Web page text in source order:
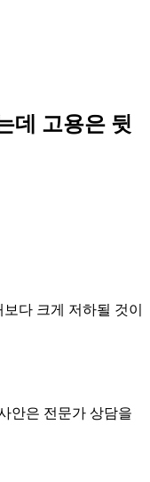
데 고용은 뒷
다 크게 저하될 것이
안은 전문가 상담을